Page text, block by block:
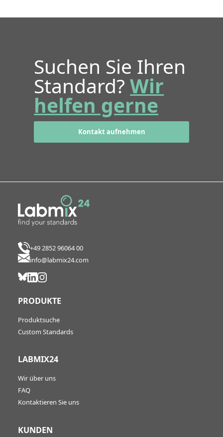
Suchen Sie Ihren
Standard?Wir
helfen gerne
Kontakt aufnehmen
+49 2852 96064 00
info@labmix24.com
PRODUKTE
Produktsuche
Custom Standards
LABMIX24
Wir über uns
FAQ
Kontaktieren Sie uns
KUNDEN